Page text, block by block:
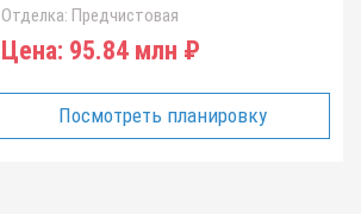
Отделка: Предчистовая
Цена: 95.84 млн ₽
Посмотреть планировку